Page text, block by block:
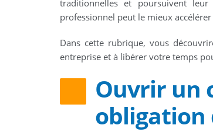
traditionnelles et poursuivent leur
professionnel peut le mieux
Dans cette rubrique, vous
entreprise et à libérer votre temps
Ouvrir un
obligation